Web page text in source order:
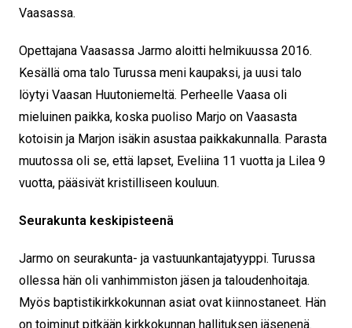
Vaasassa.
Opettajana Vaasassa Jarmo aloitti helmikuussa 2016.
Kesällä oma talo Turussa meni kaupaksi, ja uusi talo
löytyi Vaasan Huutoniemeltä. Perheelle Vaasa oli
mieluinen paikka, koska puoliso Marjo on Vaasasta
kotoisin ja Marjon isäkin asustaa paikkakunnalla. Parasta
muutossa oli se, että lapset, Eveliina 11 vuotta ja Lilea 9
vuotta, pääsivät kristilliseen kouluun.
Seurakunta keskipisteenä
Jarmo on seurakunta- ja vastuunkantajatyyppi. Turussa
ollessa hän oli vanhimmiston jäsen ja taloudenhoitaja.
Myös baptistikirkkokunnan asiat ovat kiinnostaneet. Hän
on toiminut pitkään kirkkokunnan hallituksen jäsenenä.